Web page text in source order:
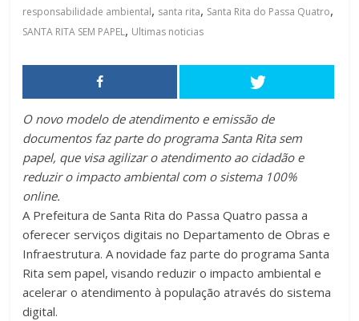
responsabilidade ambiental, santa rita, Santa Rita do Passa Quatro,
SANTA RITA SEM PAPEL, Ultimas noticias
O novo modelo de atendimento e emissão de
documentos faz parte do programa Santa Rita sem
papel, que visa agilizar o atendimento ao cidadão e
reduzir o impacto ambiental com o sistema 100%
online.
A Prefeitura de Santa Rita do Passa Quatro passa a
oferecer serviços digitais no Departamento de Obras e
Infraestrutura. A novidade faz parte do programa Santa
Rita sem papel, visando reduzir o impacto ambiental e
acelerar o atendimento à população através do sistema
digital.